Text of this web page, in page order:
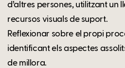
d’altres persones, utilitzant un
recursos visuals de suport.
Reflexionar sobre el propi
identificant els aspectes
de millora.